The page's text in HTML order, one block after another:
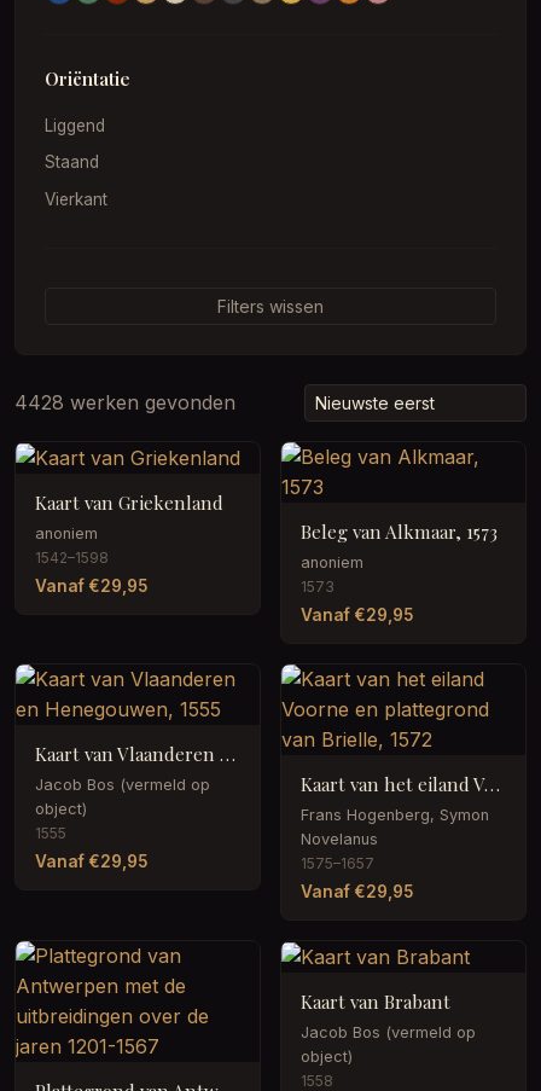
Oriëntatie
Liggend
Staand
Vierkant
Filters wissen
4428 werken gevonden
Kaart van Griekenland
anoniem
1542–1598
Vanaf €29,95
Beleg van Alkmaar, 1573
anoniem
1573
Vanaf €29,95
Kaart van Vlaanderen en Henegouwen, 1555
Jacob Bos (vermeld op
object)
1555
Vanaf €29,95
Kaart van het eiland Voorne en plattegrond van Brielle, 1572
Frans Hogenberg, Symon
Novelanus
1575–1657
Vanaf €29,95
Kaart van Brabant
Jacob Bos (vermeld op
object)
1558